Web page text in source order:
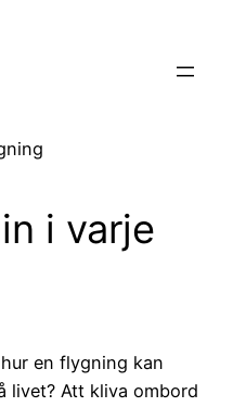
i varje
en flygning kan
livet? Att kliva ombord